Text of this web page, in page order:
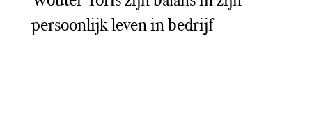
persoonlijk leven in bedrijf